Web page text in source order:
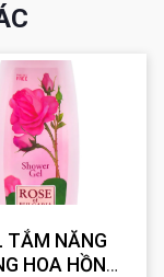
TẮM NĂNG
HOA HỒNG